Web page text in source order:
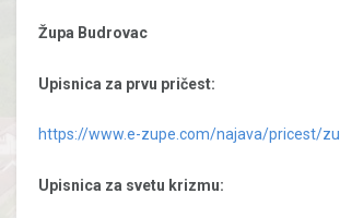
Župa Budrovac
Upisnica za prvu pričest:
https://www.e-zupe.com/najava/pricest/
Upisnica za svetu krizmu: